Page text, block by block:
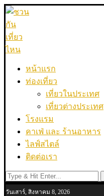
หน้าแรก
ท่องเที่ยว
เที่ยวในประเทศ
เที่ยวต่างประเทศ
โรงแรม
คาเฟ่ และ ร้านอาหาร
ไลฟ์สไตล์
ติดต่อเรา
วันเสาร์, สิงหาคม 8, 2026